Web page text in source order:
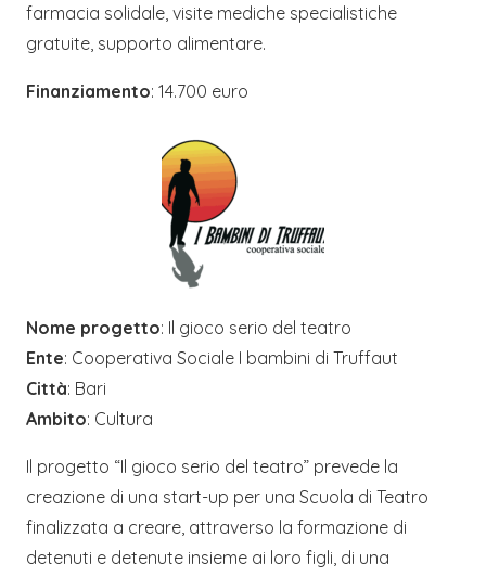
farmacia solidale, visite mediche specialistiche
gratuite, supporto alimentare.
Finanziamento: 14.700 euro
Nome progetto: Il gioco serio del teatro
Ente: Cooperativa Sociale I bambini di Truffaut
Città: Bari
Ambito: Cultura
Il progetto “Il gioco serio del teatro” prevede la
creazione di una start-up per una Scuola di Teatro
finalizzata a creare, attraverso la formazione di
detenuti e detenute insieme ai loro figli, di una